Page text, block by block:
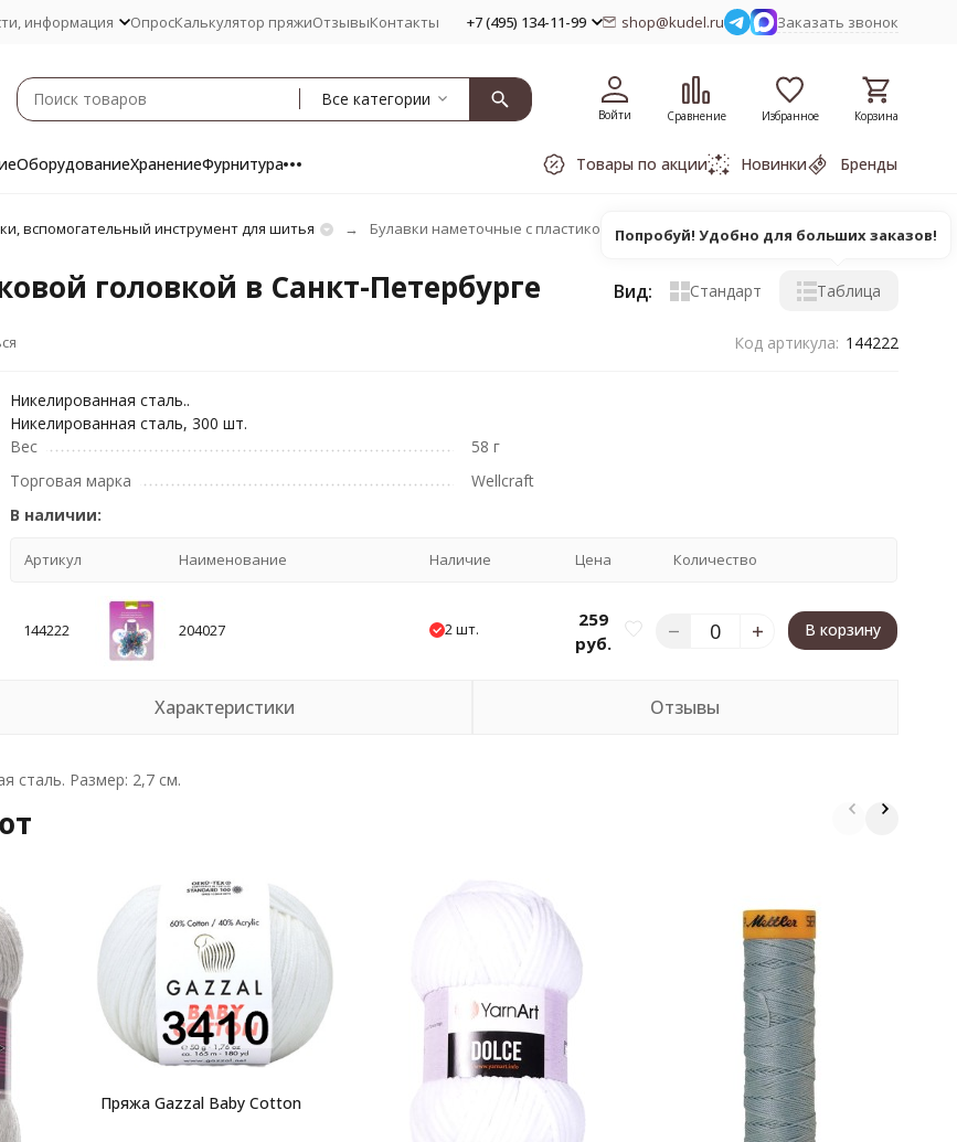
информация ОпросКалькулятор пряжиОтзывыКонтакты +7 (495) 134-11-99 shop@kudel.ru Заказать звонок
Все категории
Войти Сравнение Избранное Корзина
ОборудованиеХранениеФурнитура Товары по акции Новинки Бренды
вспомогательный инструмент для шитья Булавки наметочные с пластиковой головкой
головкой в Санкт-Петербурге Вид: Стандарт Таблица
Код артикула: 144222
Никелированная сталь..
Никелированная сталь, 300 шт.
Вес
58 г
Торговая марка
Wellcraft
В наличии:
Артикул Наименование Наличие Цена Количество
144222 204027 2 шт.
259
руб.
В корзину
Характеристики Отзывы
сталь. Размер: 2,7 см.
Пряжа Gazzal Baby Cotton
Попробуй! Удобно для больших заказов!